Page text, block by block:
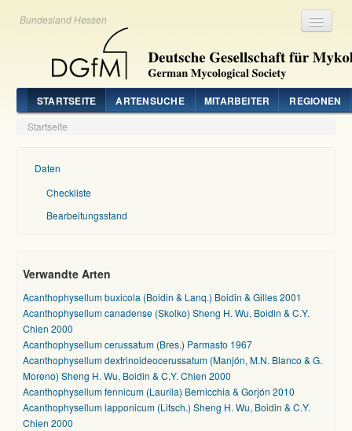
Bundesland Hessen
STARTSEITE ARTENSUCHE MITARBEITER REGIONEN
Startseite
Daten
Checkliste
Bearbeitungsstand
Verwandte Arten
Acanthophysellum buxicola (Boidin & Lanq.) Boidin & Gilles 2001
Acanthophysellum canadense (Skolko) Sheng H. Wu, Boidin & C.Y.
Chien 2000
Acanthophysellum cerussatum (Bres.) Parmasto 1967
Acanthophysellum dextrinoideocerussatum (Manjón, M.N. Blanco & G.
Moreno) Sheng H. Wu, Boidin & C.Y. Chien 2000
Acanthophysellum fennicum (Laurila) Bernicchia & Gorjón 2010
Acanthophysellum lapponicum (Litsch.) Sheng H. Wu, Boidin & C.Y.
Chien 2000